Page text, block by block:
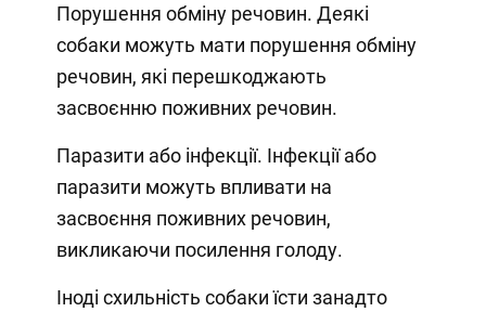
Порушення обміну речовин. Деякі
собаки можуть мати порушення обміну
речовин, які перешкоджають
засвоєнню поживних речовин.
Паразити або інфекції. Інфекції або
паразити можуть впливати на
засвоєння поживних речовин,
викликаючи посилення голоду.
Іноді схильність собаки їсти занадто